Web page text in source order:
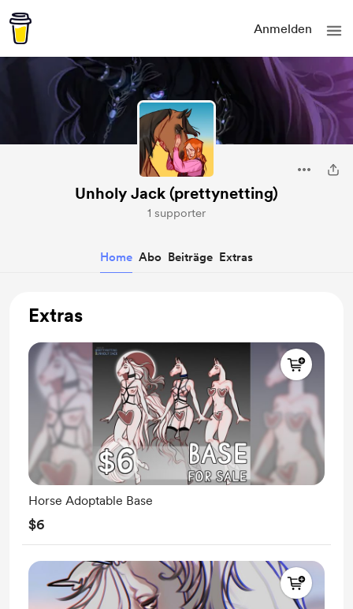
Anmelden
Unholy Jack (prettynetting)
1 supporter
Home Abo Beiträge Extras
Extras
Horse Adoptable Base
$6